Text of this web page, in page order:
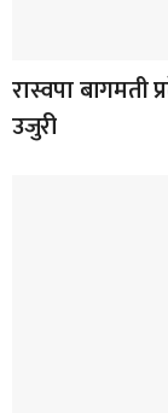
रास्वपा बागमती
उजुरी